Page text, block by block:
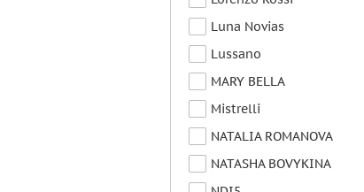
Luna Novias
Lussano
MARY BELLA
Mistrelli
NATALIA ROMANOVA
NATASHA BOVYKINA